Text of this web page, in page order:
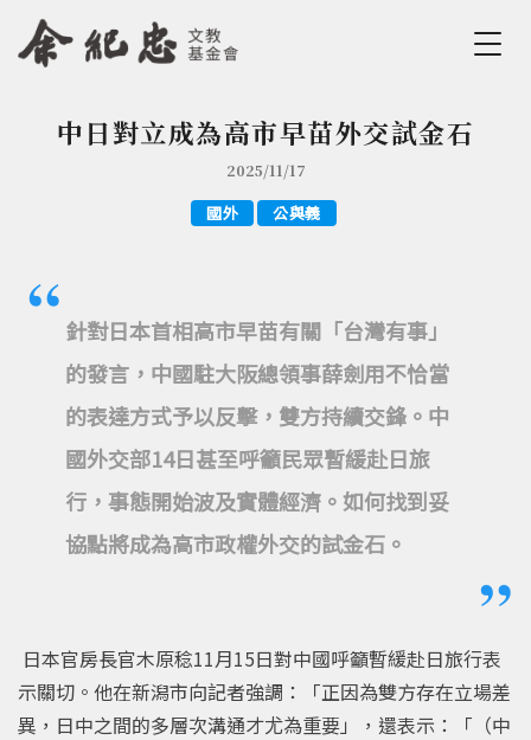
Jump to Navigation
Jump to Main content
您在這裡
中日對立成為高市早苗外交試金石
2025/11/17
國外 公與義
針對日本首相高市早苗有關「台灣有事」
的發言，中國駐大阪總領事薛劍用不恰當
的表達方式予以反擊，雙方持續交鋒。中
國外交部14日甚至呼籲民眾暫緩赴日旅
行，事態開始波及實體經濟。如何找到妥
協點將成為高市政權外交的試金石。
日本官房長官木原稔11月15日對中國呼籲暫緩赴日旅行表
示關切。他在新潟市向記者強調：「正因為雙方存在立場差
異，日中之間的多層次溝通才尤為重要」，還表示：「（中